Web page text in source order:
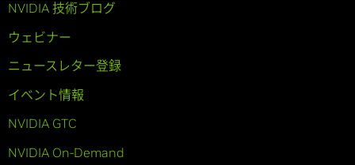
NVIDIA 技術ブログ
ウェビナー
ニュースレター登録
イベント情報
NVIDIA GTC
NVIDIA On-Demand